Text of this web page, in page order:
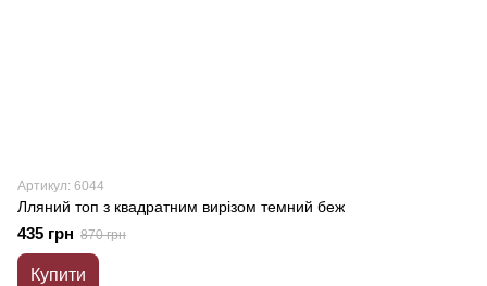
Артикул: 6044
Лляний топ з квадратним вирізом темний беж
435 грн 870 грн
Купити